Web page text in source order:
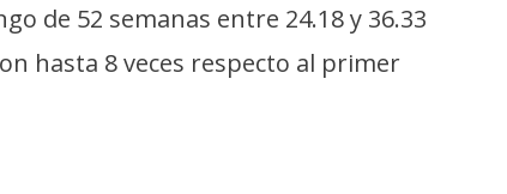
de 52 semanas entre 24.18 y 36.33
hasta 8 veces respecto al primer